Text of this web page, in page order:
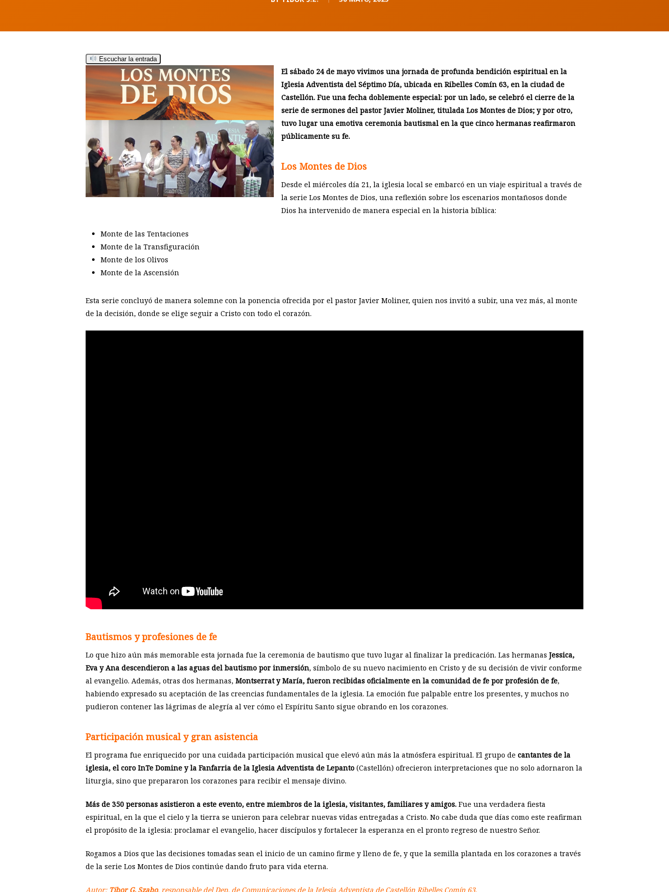
Hit enter to search or ESC to close
Escuchar la entrada
El sábado 24 de mayo vivimos una jornada de profunda bendición espiritual en la
Iglesia Adventista del Séptimo Día, ubicada en Ribelles Comín 63, en la ciudad de
Castellón. Fue una fecha doblemente especial: por un lado, se celebró el cierre de la
serie de sermones del pastor Javier Moliner, titulada Los Montes de Dios; y por otro,
tuvo lugar una emotiva ceremonia bautismal en la que cinco hermanas reafirmaron
públicamente su fe.
Los Montes de Dios
Desde el miércoles día 21, la iglesia local se embarcó en un viaje espiritual a través de
la serie Los Montes de Dios, una reflexión sobre los escenarios montañosos donde
Dios ha intervenido de manera especial en la historia bíblica:
Monte de las Tentaciones
Monte de la Transfiguración
Monte de los Olivos
Monte de la Ascensión
Esta serie concluyó de manera solemne con la ponencia ofrecida por el pastor Javier Moliner, quien nos invitó a subir, una vez más, al monte
de la decisión, donde se elige seguir a Cristo con todo el corazón.
Bautismos y profesiones de fe
Lo que hizo aún más memorable esta jornada fue la ceremonia de bautismo que tuvo lugar al finalizar la predicación. Las hermanas Jessica,
Eva y Ana descendieron a las aguas del bautismo por inmersión, símbolo de su nuevo nacimiento en Cristo y de su decisión de vivir conforme
al evangelio. Además, otras dos hermanas, Montserrat y María, fueron recibidas oficialmente en la comunidad de fe por profesión de fe,
habiendo expresado su aceptación de las creencias fundamentales de la iglesia. La emoción fue palpable entre los presentes, y muchos no
pudieron contener las lágrimas de alegría al ver cómo el Espíritu Santo sigue obrando en los corazones.
Participación musical y gran asistencia
El programa fue enriquecido por una cuidada participación musical que elevó aún más la atmósfera espiritual. El grupo de cantantes de la
iglesia, el coro InTe Domine y la Fanfarria de la Iglesia Adventista de Lepanto (Castellón) ofrecieron interpretaciones que no solo adornaron la
liturgia, sino que prepararon los corazones para recibir el mensaje divino.
Más de 350 personas asistieron a este evento, entre miembros de la iglesia, visitantes, familiares y amigos. Fue una verdadera fiesta
espiritual, en la que el cielo y la tierra se unieron para celebrar nuevas vidas entregadas a Cristo. No cabe duda que días como este reafirman
el propósito de la iglesia: proclamar el evangelio, hacer discípulos y fortalecer la esperanza en el pronto regreso de nuestro Señor.
Rogamos a Dios que las decisiones tomadas sean el inicio de un camino firme y lleno de fe, y que la semilla plantada en los corazones a través
de la serie Los Montes de Dios continúe dando fruto para vida eterna.
Autor: Tibor G. Szabo, responsable del Dep. de Comunicaciones de la Iglesia Adventista de Castellón Ribelles Comín 63.